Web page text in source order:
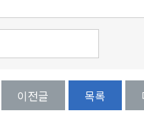
이전글 목록